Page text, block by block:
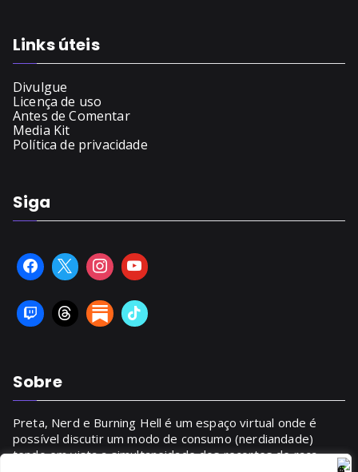
Links úteis
Divulgue
Licença de uso
Antes de Comentar
Media Kit
Política de privacidade
Siga
Sobre
Preta, Nerd e Burning Hell é um espaço virtual onde é
possível discutir um modo de consumo (nerdiandade)
tendo em vista a simultaneidade dos recortes de raça,